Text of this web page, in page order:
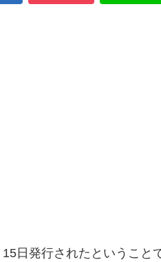
日発行されたということ